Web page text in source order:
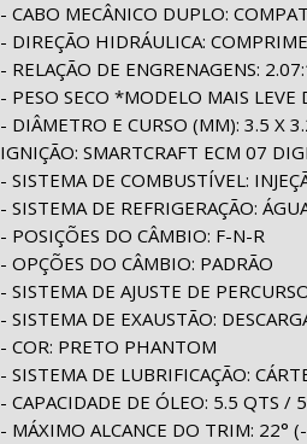
- CABO MECÂNICO DUPLO:
- DIREÇÃO HIDRÁULICA:
- RELAÇÃO DE ENGRENAGENS:
- PESO SECO *MODELO MAIS
- DIÂMETRO E CURSO (MM): 3.5 X
IGNIÇÃO: SMARTCRAFT ECM 07
- SISTEMA DE COMBUSTÍVEL:
- SISTEMA DE REFRIGERAÇÃO:
- POSIÇÕES DO CÂMBIO: F-N-R
- OPÇÕES DO CÂMBIO: PADRÃO
- SISTEMA DE AJUSTE DE
- SISTEMA DE EXAUSTÃO:
- COR: PRETO PHANTOM
- SISTEMA DE LUBRIFICAÇÃO:
- CAPACIDADE DE ÓLEO: 5.5 QTS /
- MÁXIMO ALCANCE DO TRIM: 22°